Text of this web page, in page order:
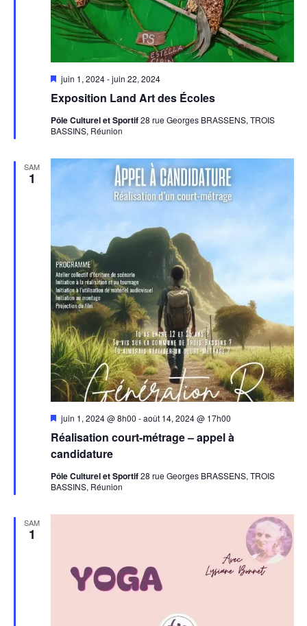
Exposition Land Art des Écoles
Mis
avant
juin 1, 2024-juin 22, 2024
Pôle Culturel et Sportif28 rue Georges BRASSENS, TROIS
BASSINS, Réunion
SAM
1
Réalisation court-métrage – appel à
candidature
Mis
avant
juin 1, 2024 @ 8h00 -août 14, 2024 @ 17h00
Pôle Culturel et Sportif28 rue Georges BRASSENS, TROIS
BASSINS, Réunion
SAM
1